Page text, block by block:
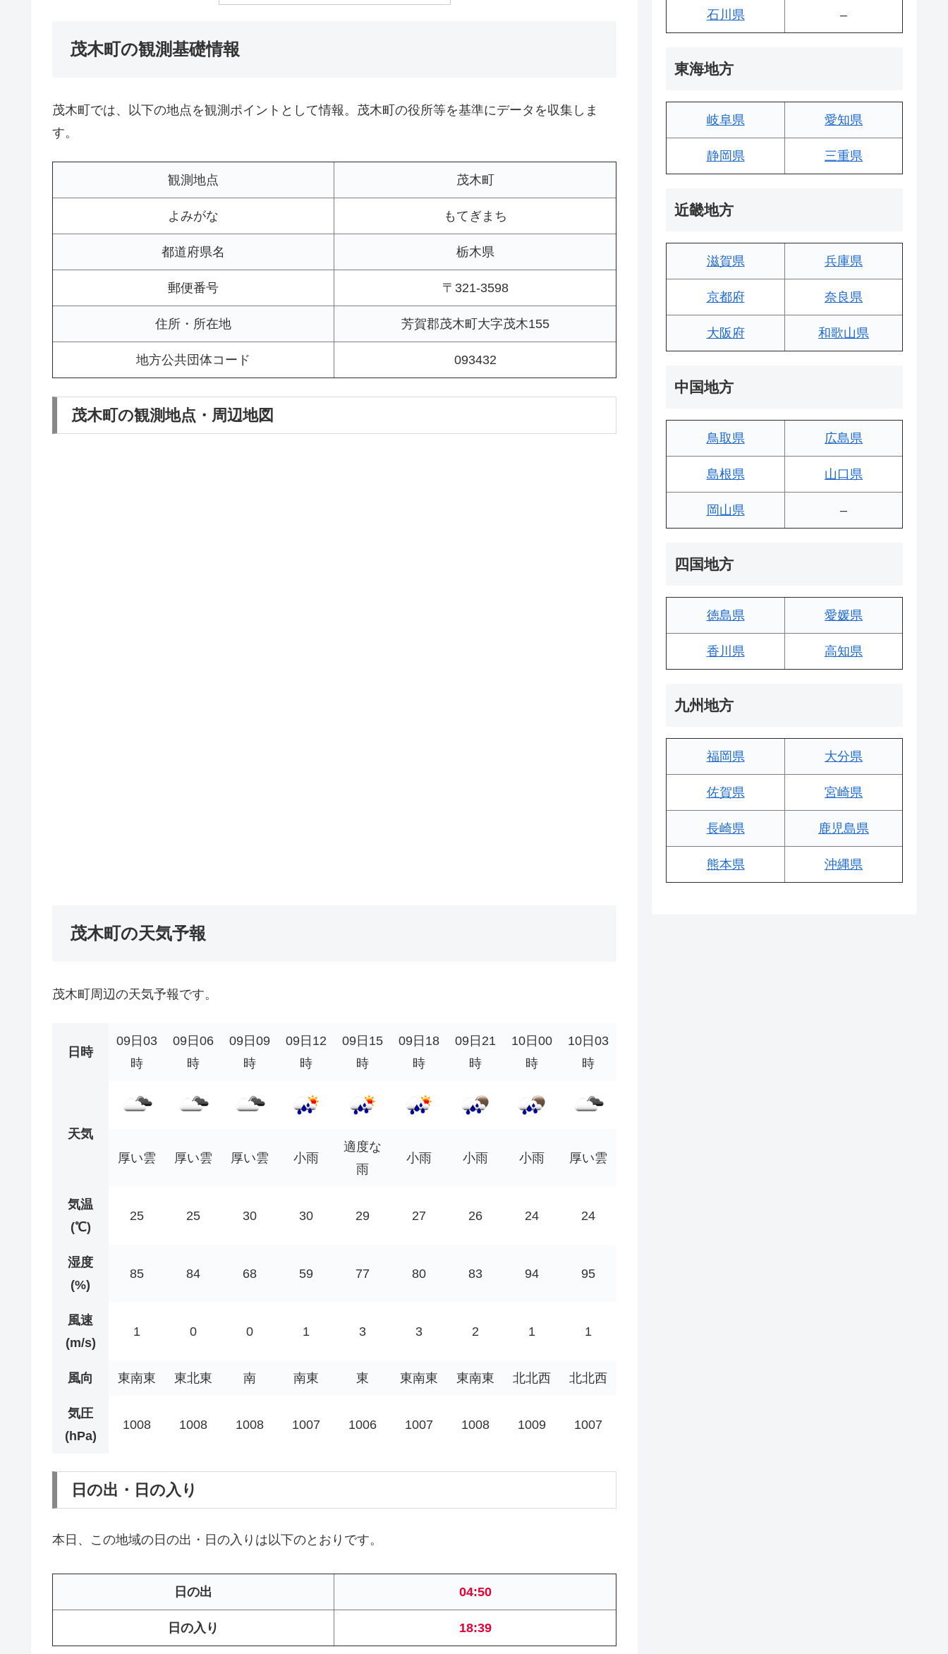
茂木町の観測基礎情報
茂木町では、以下の地点を観測ポイントとして情報。茂木町の役所等を基準にデータを収集しま
す。
観測地点 茂木町
よみがな もてぎまち
都道府県名 栃木県
郵便番号 〒321-3598
住所・所在地 芳賀郡茂木町大字茂木155
地方公共団体コード 093432
茂木町の観測地点・周辺地図
茂木町の天気予報
茂木町周辺の天気予報です。
日時
09日03
時
09日06
時
09日09
時
09日12
時
09日15
時
09日18
時
09日21
時
10日00
時
10日03
時
天気
厚い雲
厚い雲 厚い雲 小雨
適度な
雨
小雨 小雨 小雨 厚い雲
気温
(℃)
25 25 30 30 29 27 26 24 24
湿度
(%)
85 84 68 59 77 80 83 94 95
風速
(m/s)
1 0 0 1 3 3 2 1 1
風向 東南東 東北東 南 南東 東 東南東 東南東 北北西 北北西
気圧
(hPa)
1008 1008 1008 1007 1006 1007 1008 1009 1007
日の出・日の入り
本日、この地域の日の出・日の入りは以下のとおりです。
日の出 04:50
日の入り 18:39
石川県 –
東海地方
岐阜県 愛知県
静岡県 三重県
近畿地方
滋賀県 兵庫県
京都府 奈良県
大阪府 和歌山県
中国地方
鳥取県 広島県
島根県 山口県
岡山県 –
四国地方
徳島県 愛媛県
香川県 高知県
九州地方
福岡県 大分県
佐賀県 宮崎県
長崎県 鹿児島県
熊本県 沖縄県